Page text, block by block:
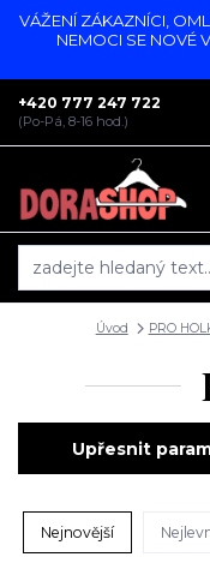
VÁŽENÍ ZÁKAZNÍCI,
NEMOCI SE NOVÉ
+420 777 247 722
(Po-Pá, 8-16 hod.)
Úvod PRO
Upřesnit
Nejnovější